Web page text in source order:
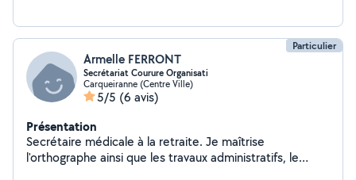
Particulier
Armelle FERRONT
Secrétariat Courure Organisati
Carqueiranne (Centre Ville)
5/5 (6 avis)
Présentation
Secrétaire médicale à la retraite. Je maîtrise
l'orthographe ainsi que les travaux administratifs, le